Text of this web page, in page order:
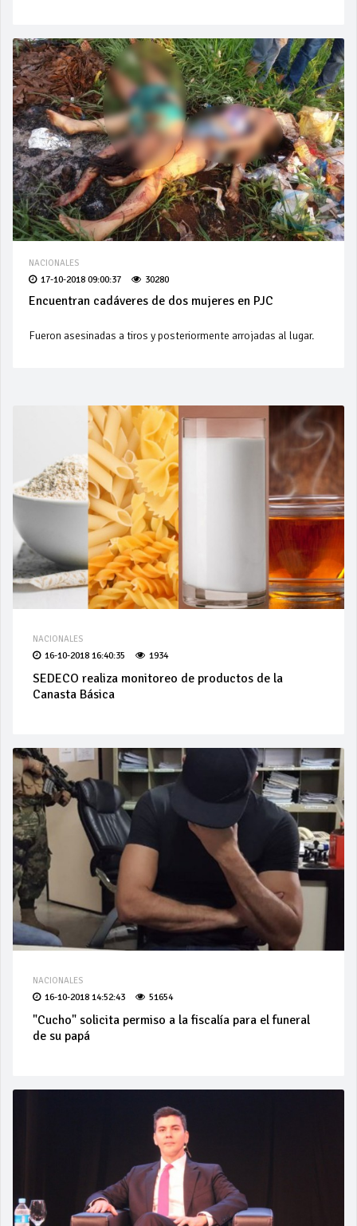
NACIONALES
17-10-2018 09:00:37 30280
Encuentran cadáveres de dos mujeres en PJC
Fueron asesinadas a tiros y posteriormente arrojadas al lugar.
NACIONALES
16-10-2018 16:40:35 1934
SEDECO realiza monitoreo de productos de la
Canasta Básica
NACIONALES
16-10-2018 14:52:43 51654
"Cucho" solicita permiso a la fiscalía para el funeral
de su papá